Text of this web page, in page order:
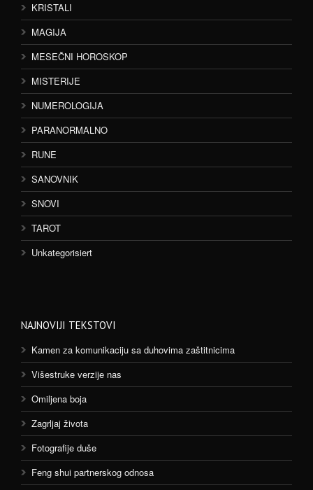
KRISTALI
MAGIJA
MESEČNI HOROSKOP
MISTERIJE
NUMEROLOGIJA
PARANORMALNO
RUNE
SANOVNIK
SNOVI
TAROT
Unkategorisiert
NAJNOVIJI TEKSTOVI
Kamen za komunikaciju sa duhovima zaštitnicima
Višestruke verzije nas
Omiljena boja
Zagrljaj života
Fotografije duše
Feng shui partnerskog odnosa